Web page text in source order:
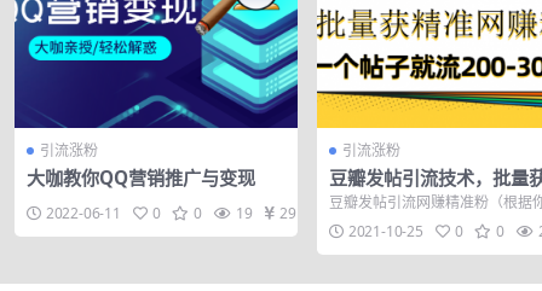
引流涨粉
大咖教你QQ营销推广与变现
2022-06-11 0 0 19 29
引流涨粉
豆瓣发帖引流技术，批量
网赚粉丝，一个帖子就流
00粉丝
豆瓣发帖引流网赚精准粉（根据
术，还可以引流宝妈粉、兼职粉
很多人不了...
2021-10-25 0 0